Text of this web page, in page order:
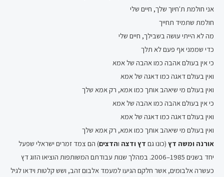
אני חולמת ת'חיוך שלך, חיים שלי
חולמת שתמיד תחייך
מה לא הייתי עושה בשבילך, חיים שלי
כדי שממני אף פעם לא תלך
כי אין בעולם אהבה כמו אהבה של אמא
ואין בעולם דאגה כמו דאגה של אמא
ואין בעולם מי שיאהב אותך כמו אמא, רק אמא שלך
כי אין בעולם אהבה כמו אהבה של אמא
ואין בעולם דאגה כמו דאגה של אמא
ואין בעולם מי שיאהב אותך כמו אמא, רק אמא שלך
אורנה ומשה דץ (כונו גם דץ ודצה והדצים) הם צמד זמרים ישראלי שפעל
יחד בשנים 1985–2006. במהלך שנות עבודתם המשותפות הוציאו הזוג דץ
כעשרה אלבומים, אשר חלקם הגיעו למעמד אלבום זהב, ושש קלטות וידאו לגיל